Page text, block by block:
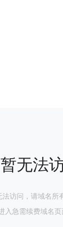
无法
访问，请域名
入急需续费域名